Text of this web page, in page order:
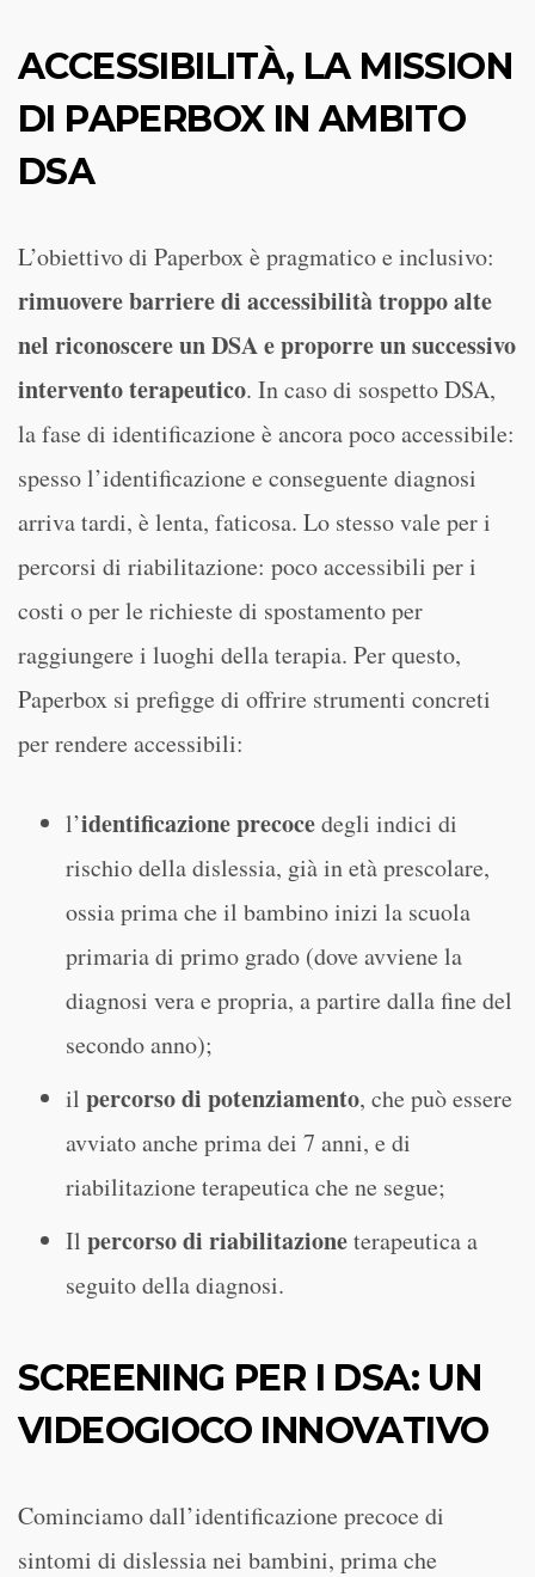
ACCESSIBILITÀ, LA MISSION
DI PAPERBOX IN AMBITO
DSA
L’obiettivo di Paperbox è pragmatico e inclusivo:
rimuovere barriere di accessibilità troppo alte
nel riconoscere un DSA e proporre un successivo
intervento terapeutico. In caso di sospetto DSA,
la fase di identificazione è ancora poco accessibile:
spesso l’identificazione e conseguente diagnosi
arriva tardi, è lenta, faticosa. Lo stesso vale per i
percorsi di riabilitazione: poco accessibili per i
costi o per le richieste di spostamento per
raggiungere i luoghi della terapia. Per questo,
Paperbox si prefigge di offrire strumenti concreti
per rendere accessibili:
l’identificazione precocedegli indici di
rischio della dislessia, già in età prescolare,
ossia prima che il bambino inizi la scuola
primaria di primo grado (dove avviene la
diagnosi vera e propria, a partire dalla fine del
secondo anno);
il percorso di potenziamento, che può essere
avviato anche prima dei 7 anni, e di
riabilitazione terapeutica che ne segue;
Il percorso di riabilitazioneterapeutica a
seguito della diagnosi.
SCREENING PER I DSA: UN
VIDEOGIOCO INNOVATIVO
Cominciamo dall’identificazione precoce di
sintomi di dislessia nei bambini, prima che